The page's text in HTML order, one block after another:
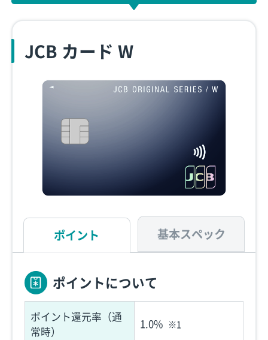
JCB カード W
ポイント 基本スペック
ポイントについて
ポイント還元率（通
常時）
1.0% ※1